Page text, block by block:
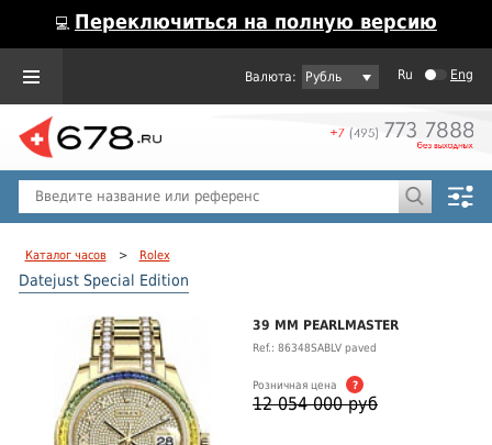
💻 Переключиться на полную версию
Рубль Ru Eng
Каталог часов > Rolex
Datejust Special Edition
39 MM PEARLMASTER
Ref.: 86348SABLV paved
Розничная цена ?
12 054 000 руб